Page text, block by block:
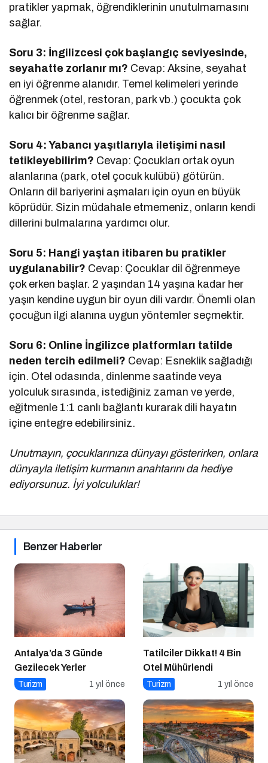
pratikler yapmak, öğrendiklerinin unutulmamasını
sağlar.
Soru 3: İngilizcesi çok başlangıç seviyesinde,
seyahatte zorlanır mı? Cevap: Aksine, seyahat
en iyi öğrenme alanıdır. Temel kelimeleri yerinde
öğrenmek (otel, restoran, park vb.) çocukta çok
kalıcı bir öğrenme sağlar.
Soru 4: Yabancı yaşıtlarıyla iletişimi nasıl
tetikleyebilirim? Cevap: Çocukları ortak oyun
alanlarına (park, otel çocuk kulübü) götürün.
Onların dil bariyerini aşmaları için oyun en büyük
köprüdür. Sizin müdahale etmemeniz, onların kendi
dillerini bulmalarına yardımcı olur.
Soru 5: Hangi yaştan itibaren bu pratikler
uygulanabilir? Cevap: Çocuklar dil öğrenmeye
çok erken başlar. 2 yaşından 14 yaşına kadar her
yaşın kendine uygun bir oyun dili vardır. Önemli olan
çocuğun ilgi alanına uygun yöntemler seçmektir.
Soru 6: Online İngilizce platformları tatilde
neden tercih edilmeli? Cevap: Esneklik sağladığı
için. Otel odasında, dinlenme saatinde veya
yolculuk sırasında, istediğiniz zaman ve yerde,
eğitmenle 1:1 canlı bağlantı kurarak dili hayatın
içine entegre edebilirsiniz.
Unutmayın, çocuklarınıza dünyayı gösterirken, onlara
dünyayla iletişim kurmanın anahtarını da hediye
ediyorsunuz. İyi yolculuklar!
Benzer Haberler
Antalya’da 3 Günde
Gezilecek Yerler
Turizm 1 yıl önce
Tatilciler Dikkat! 4 Bin
Otel Mühürlendi
Turizm 1 yıl önce